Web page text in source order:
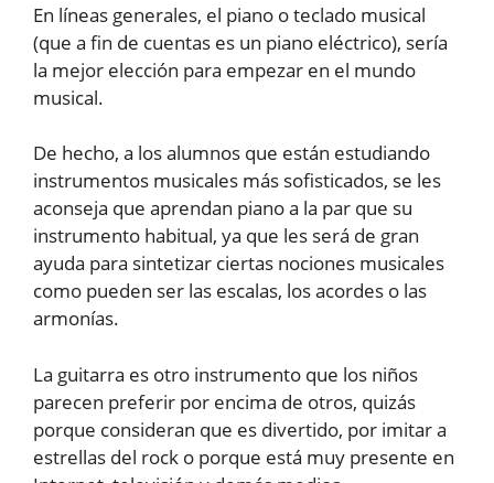
En líneas generales, el piano o teclado musical
(que a fin de cuentas es un piano eléctrico), sería
la mejor elección para empezar en el mundo
musical.
De hecho, a los alumnos que están estudiando
instrumentos musicales más sofisticados, se les
aconseja que aprendan piano a la par que su
instrumento habitual, ya que les será de gran
ayuda para sintetizar ciertas nociones musicales
como pueden ser las escalas, los acordes o las
armonías.
La guitarra es otro instrumento que los niños
parecen preferir por encima de otros, quizás
porque consideran que es divertido, por imitar a
estrellas del rock o porque está muy presente en